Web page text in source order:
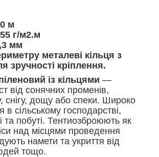
м
г/м2.м
мм
металеві кільця з
зручності кріплення.
із кільцями —
від сонячних променів,
снігу, дощу або спеки. Широко
в сільському господарстві,
та побуті. Тентиозброюють як
над місцями проведення
намети та укриття від
тощо.